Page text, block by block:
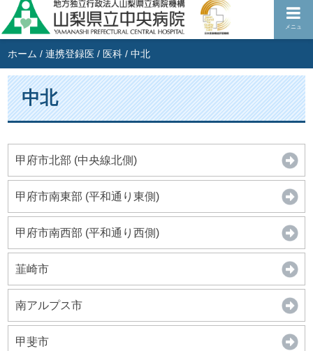
メニュ
ホーム /連携登録医 / 医科 /中北
中北
甲府市北部 (中央線北側)
甲府市南東部 (平和通り東側)
甲府市南西部 (平和通り西側)
韮崎市
南アルプス市
甲斐市